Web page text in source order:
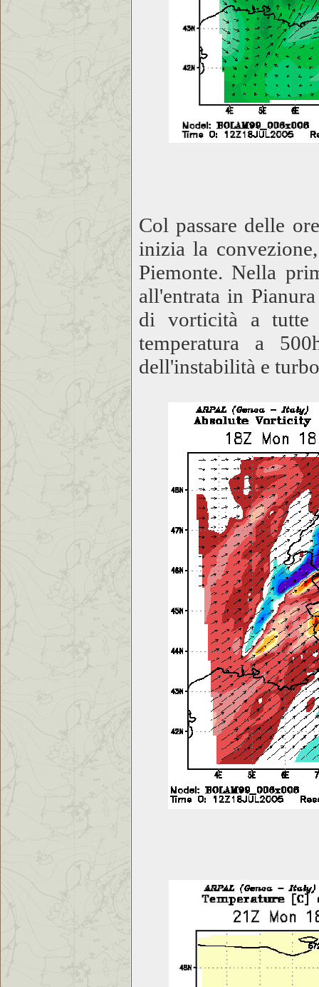
Col passare delle
inizia la
Piemonte. Nella
all'entrata in
di vorticità a tutte
temperatura a
dell'instabilità e